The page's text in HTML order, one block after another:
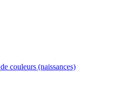
couleurs (naissances)